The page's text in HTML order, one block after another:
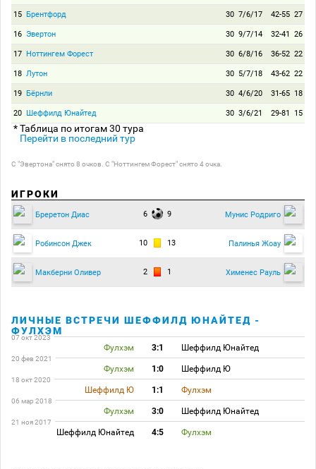
15 Брентфорд 30 7/6/17 42-55 27
16 Эвертон 30 9/7/14 32-41 26
17 Ноттингем Форест 30 6/8/16 36-52 22
18 Лутон 30 5/7/18 43-62 22
19 Бёрнли 30 4/6/20 31-65 18
20 Шеффилд Юнайтед 30 3/6/21 29-81 15
* Таблица по итогам 30 тура
Перейти в последний тур
С "Эвертона" снято 8 очков. С "Ноттингем Форест" снято 4 очка.
ИГРОКИ
Бреретон Диас 6 9 Мунис Родриго
Робинсон Джек 10 13 Палинья Жоау
Макберни Оливер 2 1 Хименес Рауль
ЛИЧНЫЕ ВСТРЕЧИ ШЕФФИЛД ЮНАЙТЕД -
ФУЛХЭМ
07 окт 2023
Фулхэм 3:1 Шеффилд Юнайтед
20 фев 2021
Фулхэм 1:0 Шеффилд Ю
18 окт 2020
Шеффилд Ю 1:1 Фулхэм
06 мар 2018
Фулхэм 3:0 Шеффилд Юнайтед
21 ноя 2017
Шеффилд Юнайтед 4:5 Фулхэм